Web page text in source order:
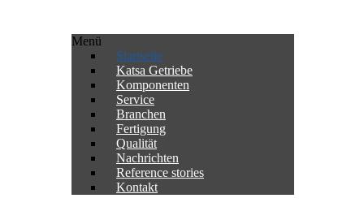
Menü
Startseite
Katsa Getriebe
Komponenten
Service
Branchen
Fertigung
Qualität
Nachrichten
Reference stories
Kontakt